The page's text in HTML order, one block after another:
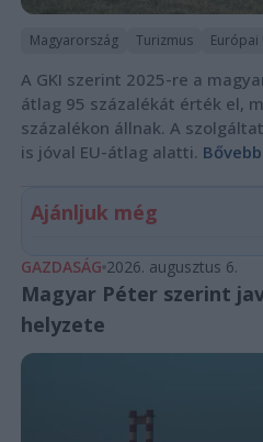
Magyarország Turizmus Európai
A GKI szerint 2025-re a
átlag 95 százalékát érték el,
százalékon állnak. A
is jóval EU-átlag alatti.
Ajánljuk még
GAZDASÁG 2026. augusztus 6.
Magyar Péter szerint
helyzete